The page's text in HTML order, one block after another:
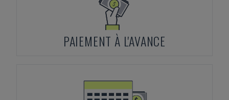
PAIEMENT À L'AVANCE